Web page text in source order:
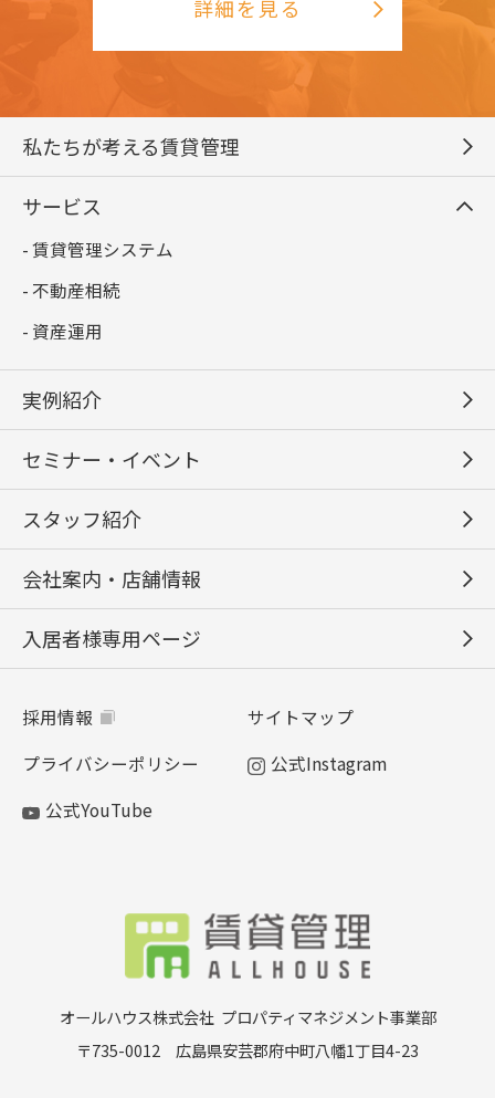
詳細を見る
私たちが考える賃貸管理
サービス
- 賃貸管理システム
- 不動産相続
- 資産運用
実例紹介
セミナー・イベント
スタッフ紹介
会社案内・店舗情報
入居者様専用ページ
採用情報
サイトマップ
プライバシーポリシー
公式Instagram
公式YouTube
オールハウス株式会社プロパティマネジメント事業部
〒735-0012 広島県安芸郡府中町八幡1丁目4-23